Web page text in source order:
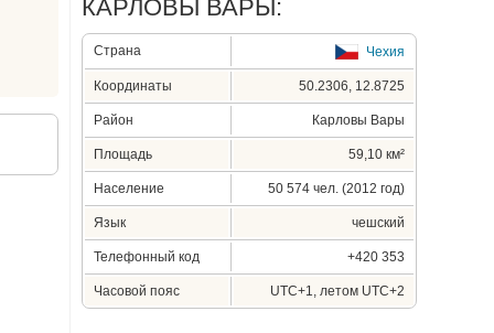
КАРЛОВЫ ВАРЫ:
Страна Чехия
Координаты 50.2306, 12.8725
Район Карловы Вары
Площадь 59,10 км²
Население 50 574 чел. (2012 год)
Язык чешский
Телефонный код +420 353
Часовой пояс UTC+1, летом UTC+2